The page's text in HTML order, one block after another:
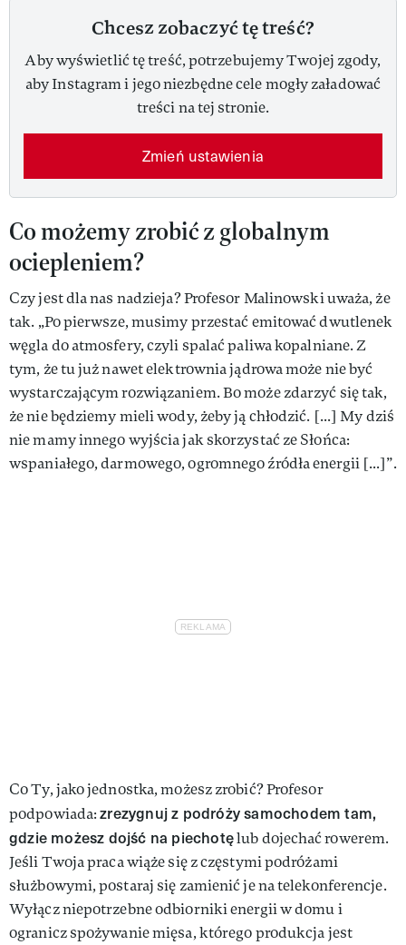
Chcesz zobaczyć tę treść?
Aby wyświetlić tę treść, potrzebujemy Twojej zgody,
aby Instagram i jego niezbędne cele mogły załadować
treści na tej stronie.
Zmień ustawienia
Co możemy zrobić z globalnym
ociepleniem?
Czy jest dla nas nadzieja? Profesor Malinowski uważa, że
tak. „Po pierwsze, musimy przestać emitować dwutlenek
węgla do atmosfery, czyli spalać paliwa kopalniane. Z
tym, że tu już nawet elektrownia jądrowa może nie być
wystarczającym rozwiązaniem. Bo może zdarzyć się tak,
że nie będziemy mieli wody, żeby ją chłodzić. [...] My dziś
nie mamy innego wyjścia jak skorzystać ze Słońca:
wspaniałego, darmowego, ogromnego źródła energii [...]”.
Co Ty, jako jednostka, możesz zrobić? Profesor
podpowiada:zrezygnuj z podróży samochodem tam,
gdzie możesz dojść na piechotęlub dojechać rowerem.
Jeśli Twoja praca wiąże się z częstymi podróżami
służbowymi, postaraj się zamienić je na telekonferencje.
Wyłącz niepotrzebne odbiorniki energii w domu i
ogranicz spożywanie mięsa, którego produkcja jest